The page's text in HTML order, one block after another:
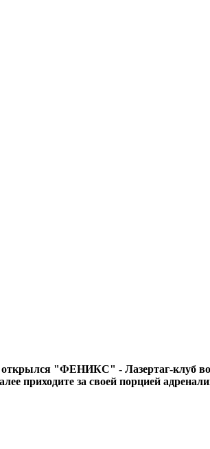
"ФЕНИКС" - Лазертаг-клуб
приходите за своей порцией